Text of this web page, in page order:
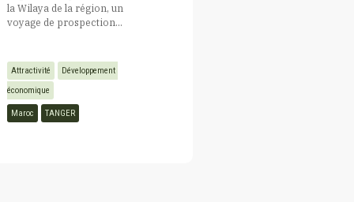
la Wilaya de la région, un
voyage de prospection...
Attractivité
Développement
économique
Maroc TANGER